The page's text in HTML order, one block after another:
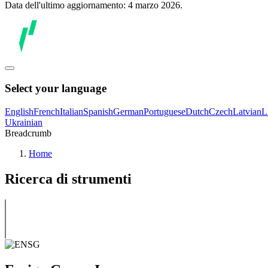
Data dell'ultimo aggiornamento: 4 marzo 2026.
Select your language
EnglishFrenchItalianSpanishGermanPortugueseDutchCzechLatvian
Ukrainian
Breadcrumb
Home
Ricerca di strumenti